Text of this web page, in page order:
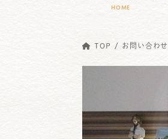
HOME
TOP お問い合わせ